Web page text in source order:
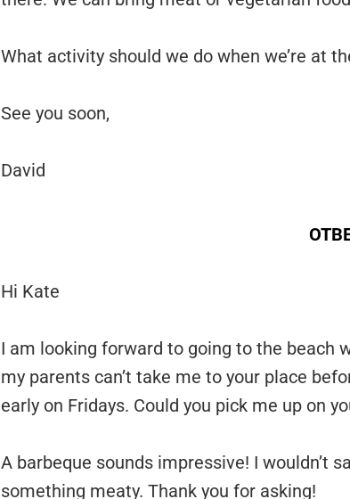
What activity should we do when we’re at
See you soon,
David
Hi Kate
I am looking forward to going to the beach
my parents can’t take me to your place
early on Fridays. Could you pick me up on
A barbeque sounds impressive! I wouldn’t
something meaty. Thank you for asking!